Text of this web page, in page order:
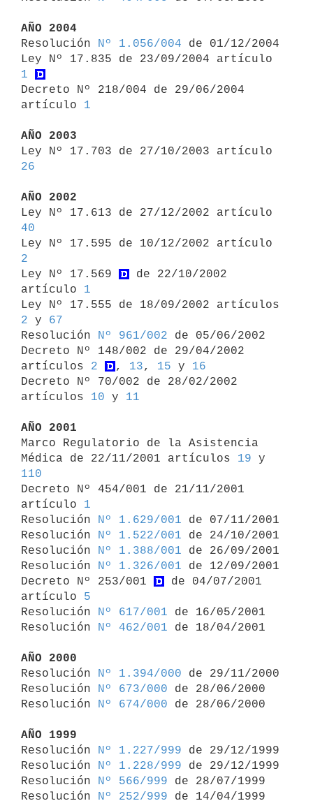
AÑO 2004
Resolución
Nº 1.056/004 de 01/12/2004
1
Decreto Nº 218/004 de 29/06/2004
artículo 1
AÑO 2003
26
AÑO 2002
40
2
Ley Nº 17.569
de 22/10/2002
artículo 1
2 y 67
Resolución
Nº 961/002 de 05/06/2002
Decreto Nº 148/002 de 29/04/2002
artículos 2 , 13, 15 y 16
Decreto Nº 70/002 de 28/02/2002
artículos 10 y 11
AÑO 2001
Marco Regulatorio de la Asistencia
Médica de 22/11/2001 artículos 19 y
110
Decreto Nº 454/001 de 21/11/2001
artículo 1
Resolución
Nº 1.629/001 de 07/11/2001
Resolución
Nº 1.522/001 de 24/10/2001
Resolución
Nº 1.388/001 de 26/09/2001
Resolución
Nº 1.326/001 de 12/09/2001
Decreto Nº 253/001
de 04/07/2001
artículo 5
Resolución
Nº 617/001 de 16/05/2001
Resolución
Nº 462/001 de 18/04/2001
AÑO 2000
Resolución
Nº 1.394/000 de 29/11/2000
Resolución
Nº 673/000 de 28/06/2000
Resolución
Nº 674/000 de 28/06/2000
AÑO 1999
Resolución
Nº 1.227/999 de 29/12/1999
Resolución
Nº 1.228/999 de 29/12/1999
Resolución
Nº 566/999 de 28/07/1999
Resolución
Nº 252/999 de 14/04/1999